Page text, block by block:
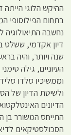
ההיקש הלוגי
בתחום הפילוסופי
נחשבה
דיון אקדמי, ששלט
שנה ויותר, והיה
העיוניים, גילה
וממשיכיו סלדו
ולשיטת הדיון של
הדיונים
התייחס המשורר
הסכולסטיקאים